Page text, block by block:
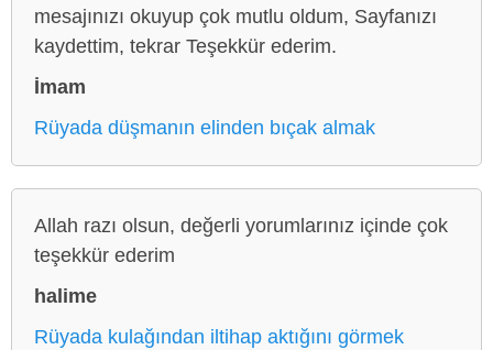
mesajınızı okuyup çok mutlu oldum, Sayfanızı
kaydettim, tekrar Teşekkür ederim.
İmam
Rüyada düşmanın elinden bıçak almak
Allah razı olsun, değerli yorumlarınız içinde çok
teşekkür ederim
halime
Rüyada kulağından iltihap aktığını görmek